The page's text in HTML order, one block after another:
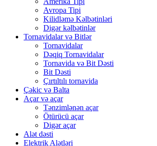
Avropa Tipi
Kilidləmə Kəlbətinləri
Digər kəlbətinlər
Tornavidalar və Bitlər
Tornavidalar
Dəqiq Tornavidalar
Tornavida və Bit Dəsti
Bit Dəsti
Çırtıltılı tornavida
Çəkic və Balta
Açar və açar
Tənzimlənən açar
Ötürücü açar
Digər açar
Alət dəsti
Elektrik Alətləri